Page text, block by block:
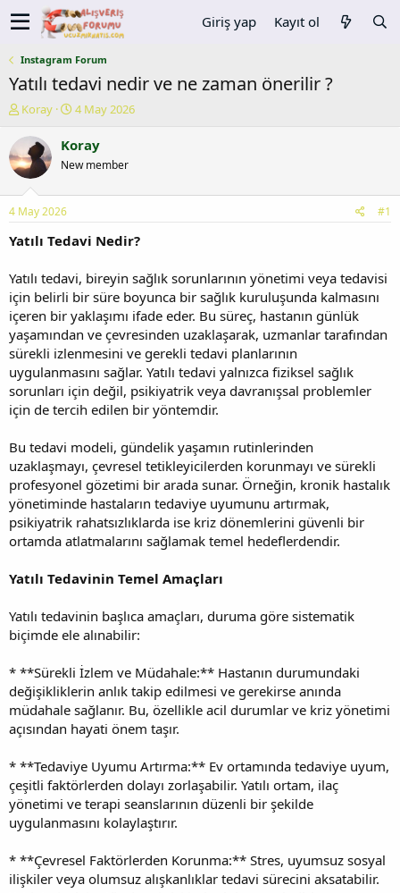
Giriş yap Kayıt ol
Instagram Forum
Yatılı tedavi nedir ve ne zaman önerilir ?
K
n
u
y
b
a
ş
t
a
n
Koray
B
ş
a
ç
r
i
h
i
4 May 2026
Koray
New member
4 May 2026 #1
Yatılı Tedavi Nedir?
Yatılı tedavi, bireyin sağlık sorunlarının yönetimi veya tedavisi
için belirli bir süre boyunca bir sağlık kuruluşunda kalmasını
içeren bir yaklaşımı ifade eder. Bu süreç, hastanın günlük
yaşamından ve çevresinden uzaklaşarak, uzmanlar tarafından
sürekli izlenmesini ve gerekli tedavi planlarının
uygulanmasını sağlar. Yatılı tedavi yalnızca fiziksel sağlık
sorunları için değil, psikiyatrik veya davranışsal problemler
için de tercih edilen bir yöntemdir.
Bu tedavi modeli, gündelik yaşamın rutinlerinden
uzaklaşmayı, çevresel tetikleyicilerden korunmayı ve sürekli
profesyonel gözetimi bir arada sunar. Örneğin, kronik hastalık
yönetiminde hastaların tedaviye uyumunu artırmak,
psikiyatrik rahatsızlıklarda ise kriz dönemlerini güvenli bir
ortamda atlatmalarını sağlamak temel hedeflerdendir.
Yatılı Tedavinin Temel Amaçları
Yatılı tedavinin başlıca amaçları, duruma göre sistematik
biçimde ele alınabilir:
* **Sürekli İzlem ve Müdahale:** Hastanın durumundaki
değişikliklerin anlık takip edilmesi ve gerekirse anında
müdahale sağlanır. Bu, özellikle acil durumlar ve kriz yönetimi
açısından hayati önem taşır.
* **Tedaviye Uyumu Artırma:** Ev ortamında tedaviye uyum,
çeşitli faktörlerden dolayı zorlaşabilir. Yatılı ortam, ilaç
yönetimi ve terapi seanslarının düzenli bir şekilde
uygulanmasını kolaylaştırır.
* **Çevresel Faktörlerden Korunma:** Stres, uyumsuz sosyal
ilişkiler veya olumsuz alışkanlıklar tedavi sürecini aksatabilir.